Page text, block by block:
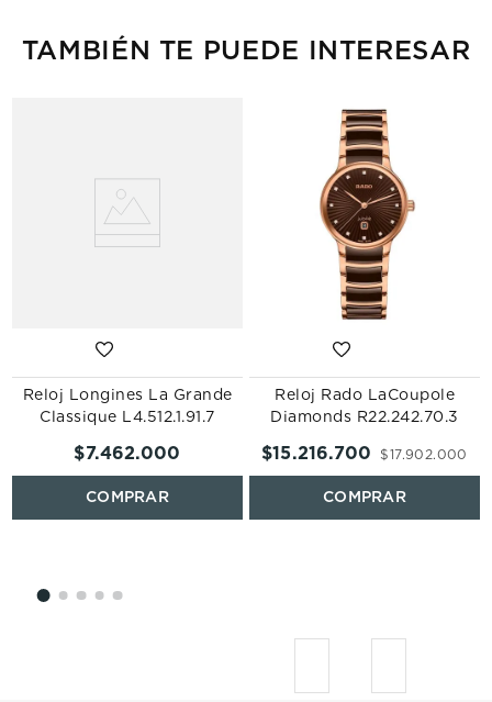
TAMBIÉN TE PUEDE INTERESAR
Reloj Longines La Grande
Classique L4.512.1.91.7
$7.462.000
Reloj Rado LaCoupole
Diamonds R22.242.70.3
$17.902.000
$15.216.700